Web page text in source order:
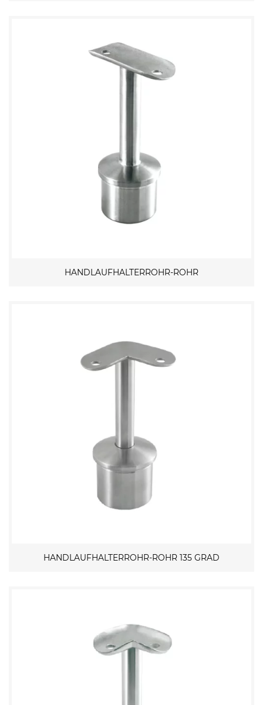
HANDLAUFHALTERROHR-ROHR
HANDLAUFHALTERROHR-ROHR 135 GRAD